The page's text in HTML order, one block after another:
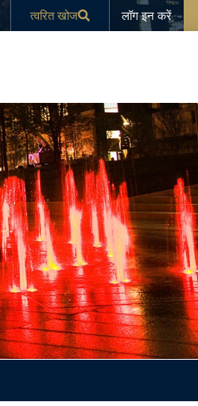
त्वरित खोज लॉग इन करें